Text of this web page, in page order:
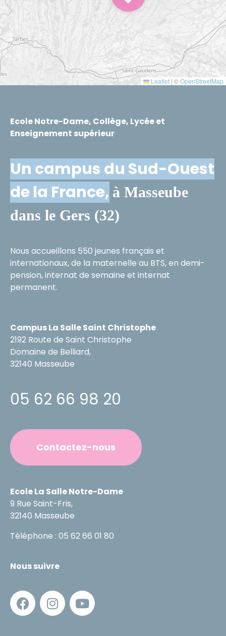
Leaflet | ©OpenStreetMap
Ecole Notre-Dame, Collège, Lycée et
Enseignement supérieur
Un campus du Sud-Ouest
de la France, à Masseube
dans le Gers (32)
Nous accueillons 550 jeunes français et
internationaux, de la maternelle au BTS, en demi-
pension, internat de semaine et internat
permanent.
Campus La Salle Saint Christophe
2192 Route de Saint Christophe
Domaine de Belliard,
32140 Masseube
05 62 66 98 20
Contactez-nous
Ecole La Salle Notre-Dame
9 Rue Saint-Fris,
32140 Masseube
Téléphone : 05 62 66 01 80
Nous suivre